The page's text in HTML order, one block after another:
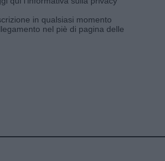
in qualsiasi momento
nel piè di pagina delle